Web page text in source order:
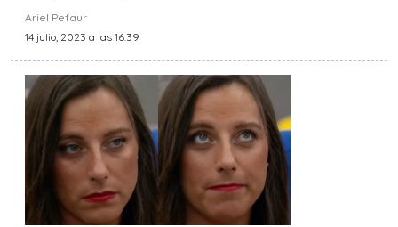
Ariel Pefaur
14 julio, 2023 a las 16:39